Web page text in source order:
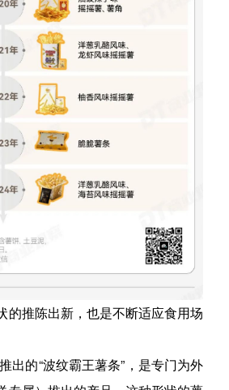
的推陈出新，也是不断适应食用场
出的“波纹霸王薯条”，是专门为外